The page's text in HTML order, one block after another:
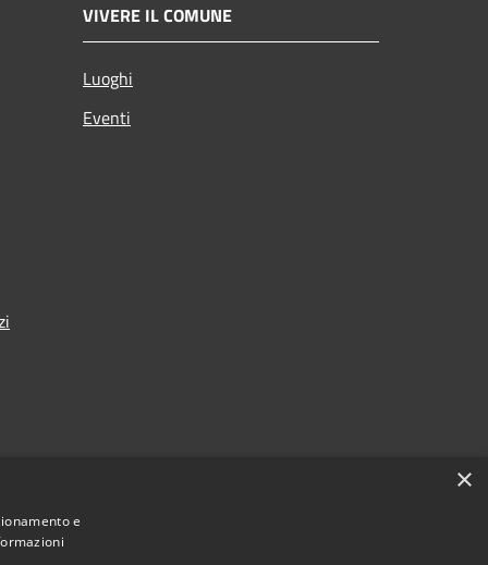
VIVERE IL COMUNE
Luoghi
Eventi
×
e